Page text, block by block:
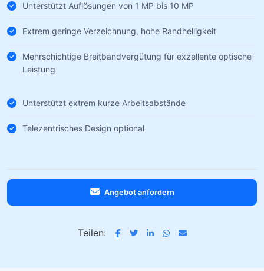
Unterstützt Auflösungen von 1 MP bis 10 MP
Extrem geringe Verzeichnung, hohe Randhelligkeit
Mehrschichtige Breitbandvergütung für exzellente optische
Leistung
Unterstützt extrem kurze Arbeitsabstände
Telezentrisches Design optional
Angebot anfordern
Teilen: